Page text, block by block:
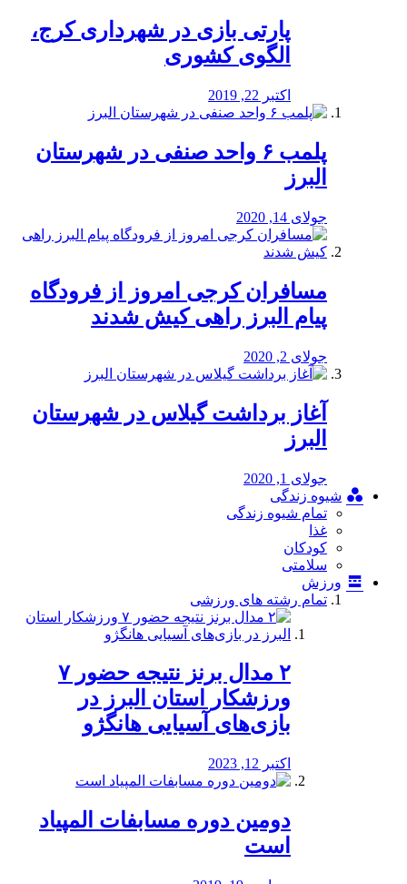
پارتی بازی در شهرداری کرج،
الگوی کشوری
اکتبر 22, 2019
پلمب ۶ واحد صنفی در شهرستان
البرز
جولای 14, 2020
مسافران کرجی امروز از فرودگاه
پیام البرز راهی کیش شدند
جولای 2, 2020
آغاز برداشت گیلاس در شهرستان
البرز
جولای 1, 2020
شیوه زندگی
تمام شیوه زندگی
غذا
کودکان
سلامتی
ورزش
تمام رشته های ورزشی
۲ مدال برنز نتیجه حضور ۷
ورزشکار استان البرز در
بازی‌های آسیایی هانگژو
اکتبر 12, 2023
دومین دوره مسابفات المپیاد
است